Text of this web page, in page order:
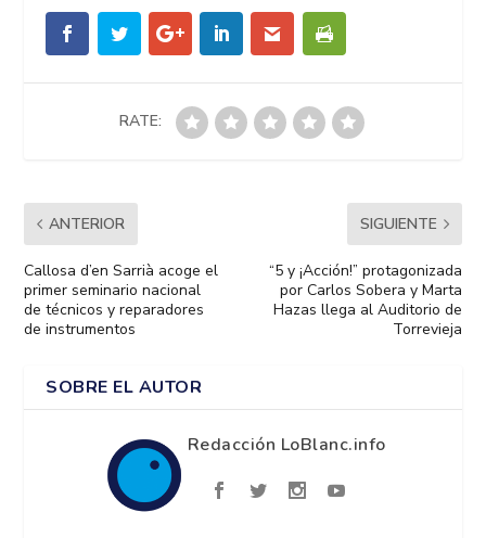
RATE:
ANTERIOR
Callosa d’en Sarrià acoge el
primer seminario nacional
de técnicos y reparadores
de instrumentos
SIGUIENTE
“5 y ¡Acción!” protagonizada
por Carlos Sobera y Marta
Hazas llega al Auditorio de
Torrevieja
SOBRE EL AUTOR
Redacción LoBlanc.info